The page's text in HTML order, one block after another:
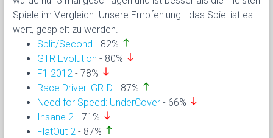
Spiele im Vergleich. Unsere Empfehlung - das Spiel ist es
wert, gespielt zu werden.
Split/Second - 82% north
GTR Evolution - 80% south
F1 2012 - 78% south
Race Driver: GRID - 87% north
Need for Speed: UnderCover - 66% south
Insane 2 - 71% south
FlatOut 2 - 87% north